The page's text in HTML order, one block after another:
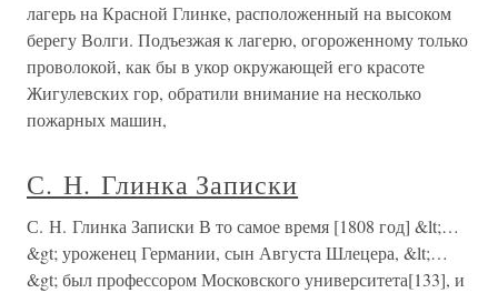
лагерь на Красной Глинке, расположенный на высоком
берегу Волги. Подъезжая к лагерю, огороженному только
проволокой, как бы в укор окружающей его красоте
Жигулевских гор, обратили внимание на несколько
пожарных машин,
С. Н. Глинка Записки
С. Н. Глинка Записки В то самое время [1808 год] &lt;…
&gt; уроженец Германии, сын Августа Шлецера, &lt;…
&gt; был профессором Московского университета[133], и